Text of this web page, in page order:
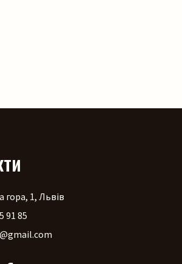
гора, 1, Львів
91 85